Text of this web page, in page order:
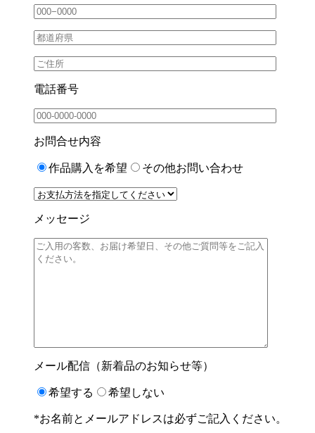
電話番号
お問合せ内容
作品購入を希望 その他お問い合わせ
メッセージ
メール配信（新着品のお知らせ等）
希望する 希望しない
*お名前とメールアドレスは必ずご記入ください。